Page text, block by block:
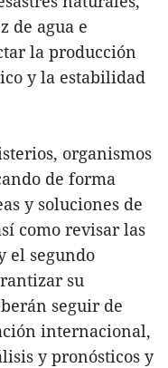
de agua e
la producción
y la estabilidad
organismos
de forma
y soluciones de
como revisar las
el segundo
su
seguir de
internacional,
y pronósticos y